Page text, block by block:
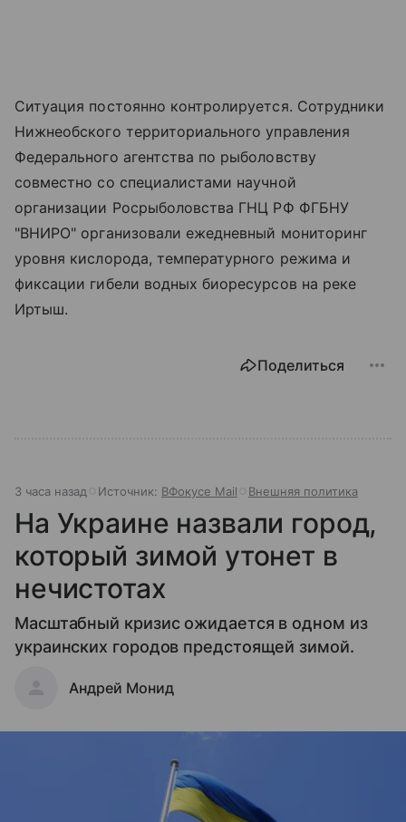
Ситуация постоянно контролируется. Сотрудники
Нижнеобского территориального управления
Федерального агентства по рыболовству
совместно со специалистами научной
организации Росрыболовства ГНЦ РФ ФГБНУ
"ВНИРО" организовали ежедневный мониторинг
уровня кислорода, температурного режима и
фиксации гибели водных биоресурсов на реке
Иртыш.
Поделиться
3 часа назад Источник: ВФокусе Mail Внешняя политика
На Украине назвали город,
который зимой утонет в
нечистотах
Масштабный кризис ожидается в одном из
украинских городов предстоящей зимой.
Андрей Монид